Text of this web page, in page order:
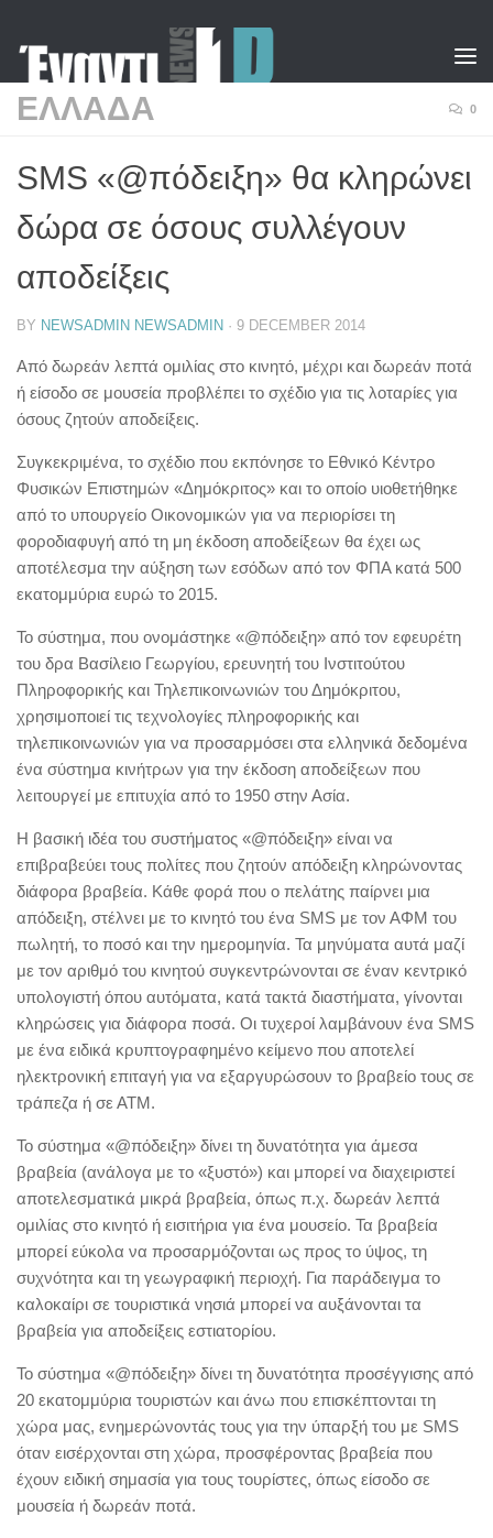
ΕΛΛΑΔΑ 0
SMS «@πόδειξη» θα κληρώνει
δώρα σε όσους συλλέγουν
αποδείξεις
BY NEWSADMIN NEWSADMIN · 9 DECEMBER 2014
Από δωρεάν λεπτά ομιλίας στο κινητό, μέχρι και δωρεάν ποτά
ή είσοδο σε μουσεία προβλέπει το σχέδιο για τις λοταρίες για
όσους ζητούν αποδείξεις.
Συγκεκριμένα, το σχέδιο που εκπόνησε το Εθνικό Κέντρο
Φυσικών Επιστημών «Δημόκριτος» και το οποίο υιοθετήθηκε
από το υπουργείο Οικονομικών για να περιορίσει τη
φοροδιαφυγή από τη μη έκδοση αποδείξεων θα έχει ως
αποτέλεσμα την αύξηση των εσόδων από τον ΦΠΑ κατά 500
εκατομμύρια ευρώ το 2015.
Το σύστημα, που ονομάστηκε «@πόδειξη» από τον εφευρέτη
του δρα Βασίλειο Γεωργίου, ερευνητή του Ινστιτούτου
Πληροφορικής και Τηλεπικοινωνιών του Δημόκριτου,
χρησιμοποιεί τις τεχνολογίες πληροφορικής και
τηλεπικοινωνιών για να προσαρμόσει στα ελληνικά δεδομένα
ένα σύστημα κινήτρων για την έκδοση αποδείξεων που
λειτουργεί με επιτυχία από το 1950 στην Ασία.
Η βασική ιδέα του συστήματος «@πόδειξη» είναι να
επιβραβεύει τους πολίτες που ζητούν απόδειξη κληρώνοντας
διάφορα βραβεία. Κάθε φορά που ο πελάτης παίρνει μια
απόδειξη, στέλνει με το κινητό του ένα SMS με τον ΑΦΜ του
πωλητή, το ποσό και την ημερομηνία. Τα μηνύματα αυτά μαζί
με τον αριθμό του κινητού συγκεντρώνονται σε έναν κεντρικό
υπολογιστή όπου αυτόματα, κατά τακτά διαστήματα, γίνονται
κληρώσεις για διάφορα ποσά. Οι τυχεροί λαμβάνoυν ένα SMS
με ένα ειδικά κρυπτογραφημένο κείμενο που αποτελεί
ηλεκτρονική επιταγή για να εξαργυρώσουν το βραβείο τους σε
τράπεζα ή σε ΑΤΜ.
Το σύστημα «@πόδειξη» δίνει τη δυνατότητα για άμεσα
βραβεία (ανάλογα με το «ξυστό») και μπορεί να διαχειριστεί
αποτελεσματικά μικρά βραβεία, όπως π.χ. δωρεάν λεπτά
ομιλίας στο κινητό ή εισιτήρια για ένα μουσείο. Τα βραβεία
μπορεί εύκολα να προσαρμόζονται ως προς το ύψος, τη
συχνότητα και τη γεωγραφική περιοχή. Για παράδειγμα το
καλοκαίρι σε τουριστικά νησιά μπορεί να αυξάνονται τα
βραβεία για αποδείξεις εστιατορίου.
Το σύστημα «@πόδειξη» δίνει τη δυνατότητα προσέγγισης από
20 εκατομμύρια τουριστών και άνω που επισκέπτονται τη
χώρα μας, ενημερώνοντάς τους για την ύπαρξή του με SMS
όταν εισέρχονται στη χώρα, προσφέροντας βραβεία που
έχουν ειδική σημασία για τους τουρίστες, όπως είσοδο σε
μουσεία ή δωρεάν ποτά.